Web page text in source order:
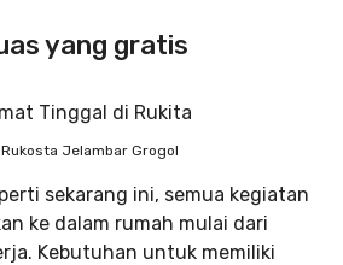
yang gratis
Jelambar Grogol
sekarang ini, semua kegiatan
ke dalam rumah mulai dari
Kebutuhan untuk memiliki